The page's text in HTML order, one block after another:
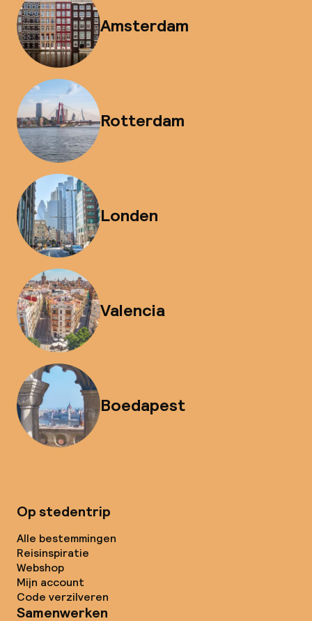
Amsterdam
Rotterdam
Londen
Valencia
Boedapest
Op stedentrip
Alle bestemmingen
Reisinspiratie
Webshop
Mijn account
Code verzilveren
Samenwerken